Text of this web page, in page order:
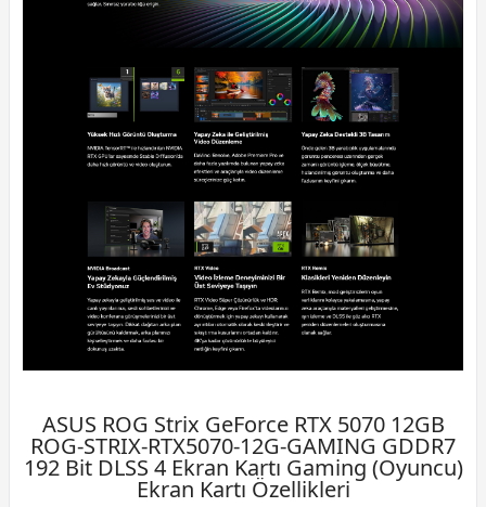
ASUS ROG Strix GeForce RTX 5070 12GB
ROG-STRIX-RTX5070-12G-GAMING GDDR7
192 Bit DLSS 4 Ekran Kartı Gaming (Oyuncu)
Ekran Kartı Özellikleri